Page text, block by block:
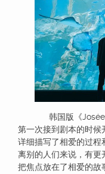
韩国版《Josée
第一次接到剧本的时候
详细描写了相爱的过程
离别的人们来说，有更
把焦点放在了相爱的故